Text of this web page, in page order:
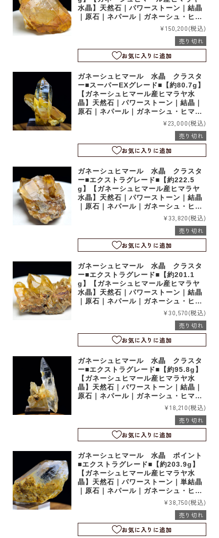
水晶】天然石｜パワーストーン｜結晶
｜原石｜ネパール｜ガネーシュ・ヒマ
ール産｜ヒンドゥン｜シェルトン｜b6
¥150,200(税込)
売り切れ
お気に入りに追加
ガネーシュヒマール 水晶 クラスタ
ー■スーパーEXグレード■【約80.7g】
【ガネーシュヒマール産ヒマラヤ水
晶】天然石｜パワーストーン｜結晶｜
原石｜ネパール｜ガネーシュ・ヒマー
ル産｜ヒンドゥン｜シェルトン｜b685
¥23,000(税込)
売り切れ
お気に入りに追加
ガネーシュヒマール 水晶 クラスタ
ー■エクストラグレード■【約222.5
g】【ガネーシュヒマール産ヒマラヤ
水晶】天然石｜パワーストーン｜結晶
｜原石｜ネパール｜ガネーシュ・ヒマ
ール産｜ヒンドゥン｜シェルトン｜b6
¥33,820(税込)
売り切れ
お気に入りに追加
ガネーシュヒマール 水晶 クラスタ
ー■エクストラグレード■【約201.1
g】【ガネーシュヒマール産ヒマラヤ
水晶】天然石｜パワーストーン｜結晶
｜原石｜ネパール｜ガネーシュ・ヒマ
ール産｜ヒンドゥン｜シェルトン｜b6
¥30,570(税込)
売り切れ
お気に入りに追加
ガネーシュヒマール 水晶 クラスタ
ー■エクストラグレード■【約95.8g】
【ガネーシュヒマール産ヒマラヤ水
晶】天然石｜パワーストーン｜結晶｜
原石｜ネパール｜ガネーシュ・ヒマー
ル産｜ヒンドゥン｜シェルトン｜b685
¥18,210(税込)
売り切れ
お気に入りに追加
ガネーシュヒマール 水晶 ポイント
■エクストラグレード■【約203.9g】
【ガネーシュヒマール産ヒマラヤ水
晶】天然石｜パワーストーン｜単結晶
｜原石｜ネパール｜ガネーシュ・ヒマ
ール産｜ヒンドゥン｜シェルトン｜b6
¥38,750(税込)
売り切れ
お気に入りに追加